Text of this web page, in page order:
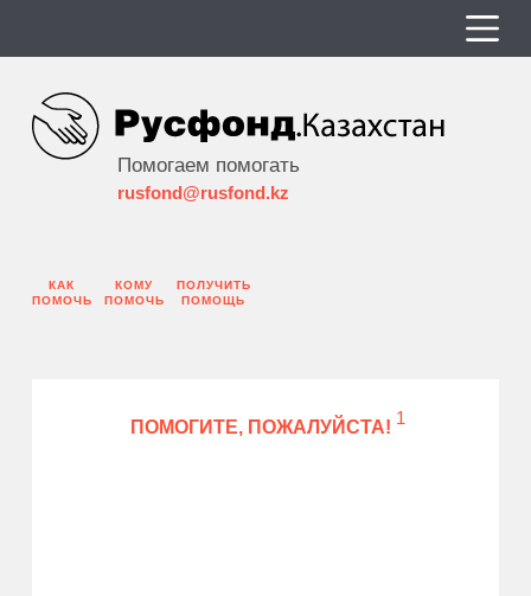
Помогаем помогать
rusfond@rusfond.kz
КАК
ПОМОЧЬ
КОМУ
ПОМОЧЬ
ПОЛУЧИТЬ
ПОМОЩЬ
ПОМОГИТЕ, ПОЖАЛУЙСТА! 1